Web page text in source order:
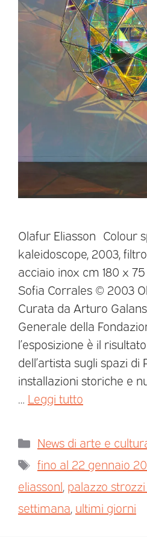
Olafur Eliasson Colour
kaleidoscope, 2003,
acciaio inox cm 180 x
Sofia Corrales © 2003
Curata da Arturo
Generale della
l’esposizione è il
dell’artista sugli spazi di
installazioni storiche e
… Leggi tutto
News di arte e
fino al 22 gennaio
eliassonl, palazzo
settimana, ultimi giorni